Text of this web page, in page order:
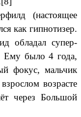
(настоящее
как гипнотизер.
обладал супер-
Ему было 4 года,
фокус, мальчик
возрасте
черезБольшой